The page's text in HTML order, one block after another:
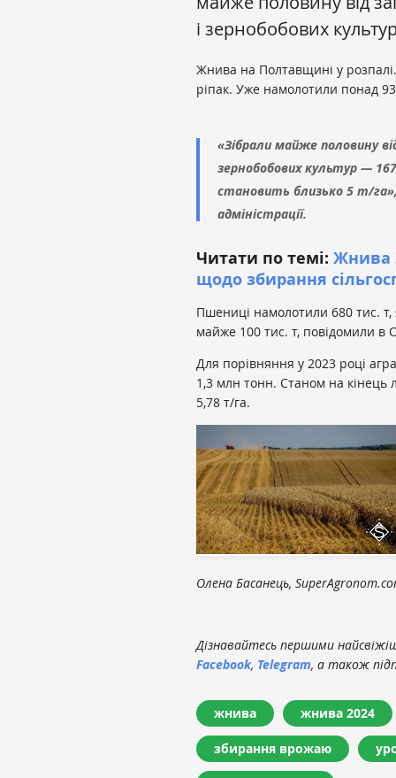
і зернобобових
Жнива на Полтавщині у
ріпак. Уже намолотили понад
«Зібрали майже половину
зернобобових культур —
становить близько 5 т/га»,
адміністрації.
Читати по темі: Жнива
щодо збирання
Пшениці намолотили 680 тис.
майже 100 тис. т, повідомили в
Для порівняння у 2023 році
1,3 млн тонн. Станом на кінець
5,78 т/га.
Олена Басанець,
Дізнавайтесь першими
Facebook, Telegram, а також
жнива жнива 2024
збирання врожаю